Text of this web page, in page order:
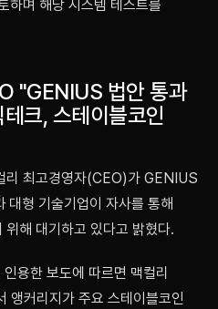
하며 해당 시스템 테스트를
"GENIUS 법안 통과
크, 스테이블코인
리 최고경영자(CEO)가 GENIUS
대형 기술기업이 자사를 통해
해 대기하고 있다고 밝혔다.
용한 보도에 따르면 맥컬리
앵커리지가 주요 스테이블코인